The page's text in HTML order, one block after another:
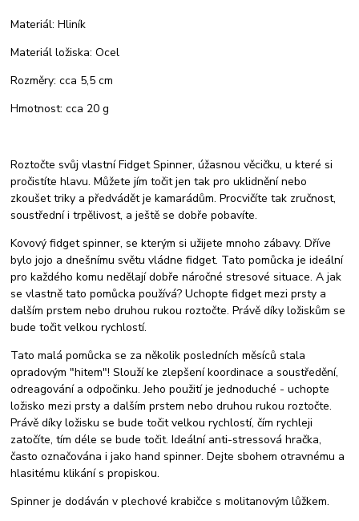
Materiál: Hliník
Materiál ložiska: Ocel
Rozměry: cca 5,5 cm
Hmotnost: cca 20 g
Roztočte svůj vlastní Fidget Spinner, úžasnou věcičku, u které si
pročistíte hlavu. Můžete jím točit jen tak pro uklidnění nebo
zkoušet triky a předvádět je kamarádům. Procvičíte tak zručnost,
soustřední i trpělivost, a ještě se dobře pobavíte.
Kovový fidget spinner, se kterým si užijete mnoho zábavy. Dříve
bylo jojo a dnešnímu světu vládne fidget. Tato pomůcka je ideální
pro každého komu nedělají dobře náročné stresové situace. A jak
se vlastně tato pomůcka používá? Uchopte fidget mezi prsty a
dalším prstem nebo druhou rukou roztočte. Právě díky ložiskům se
bude točit velkou rychlostí.
Tato malá pomůcka se za několik posledních měsíců stala
opradovým "hitem"! Slouží ke zlepšení koordinace a soustředění,
odreagování a odpočinku. Jeho použití je jednoduché - uchopte
ložisko mezi prsty a dalším prstem nebo druhou rukou roztočte.
Právě díky ložisku se bude točit velkou rychlostí, čím rychleji
zatočíte, tím déle se bude točit. Ideální anti-stressová hračka,
často označována i jako hand spinner. Dejte sbohem otravnému a
hlasitému klikání s propiskou.
Spinner je dodáván v plechové krabičce s molitanovým lůžkem.